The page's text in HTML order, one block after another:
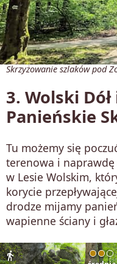
Skrzyżowanie szlaków pod
3. Wolski
Panieńskie
Tu możemy się
terenowa i
w Lesie Wolskim,
korycie
drodze mijamy
wapienne ściany i
directions_walk